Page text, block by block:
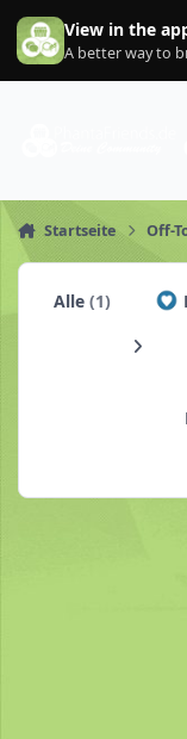
Zum Inhalt springen
View in the
A better way to
Startseite Off-
Alle(1)